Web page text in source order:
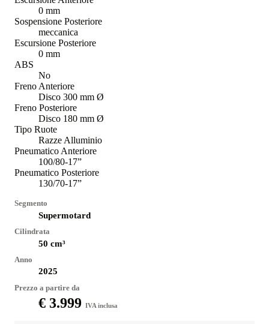
0 mm
Sospensione Posteriore
meccanica
Escursione Posteriore
0 mm
ABS
No
Freno Anteriore
Disco 300 mm Ø
Freno Posteriore
Disco 180 mm Ø
Tipo Ruote
Razze Alluminio
Pneumatico Anteriore
100/80-17”
Pneumatico Posteriore
130/70-17”
Segmento
Supermotard
Cilindrata
50 cm³
Anno
2025
Prezzo a partire da
€ 3.999 IVA inclusa